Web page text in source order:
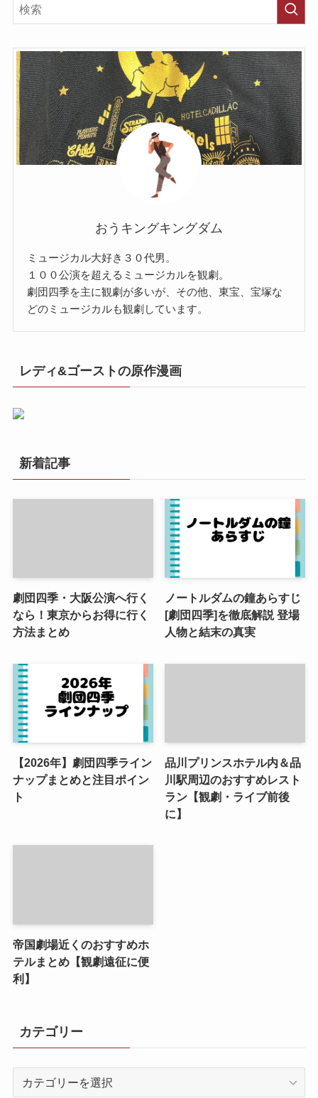
おうキングキングダム
ミュージカル大好き３０代男。
１００公演を超えるミュージカルを観劇。
劇団四季を主に観劇が多いが、その他、東宝、宝塚な
どのミュージカルも観劇しています。
レディ&ゴーストの原作漫画
新着記事
劇団四季・大阪公演へ行く
なら！東京からお得に行く
方法まとめ
ノートルダムの鐘あらすじ
[劇団四季]を徹底解説 登場
人物と結末の真実
【2026年】劇団四季ライン
ナップまとめと注目ポイン
ト
品川プリンスホテル内＆品
川駅周辺のおすすめレスト
ラン【観劇・ライブ前後
に】
帝国劇場近くのおすすめホ
テルまとめ【観劇遠征に便
利】
カテゴリー